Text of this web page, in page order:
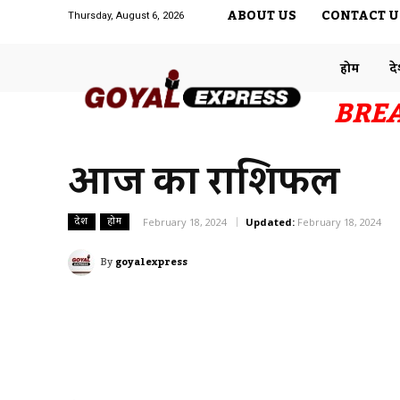
Thursday, August 6, 2026 ABOUT US CONTACT
होम
आज का राशिफल
देश होम February 18, 2024 Updated: February 18, 2024
Bygoyalexpress